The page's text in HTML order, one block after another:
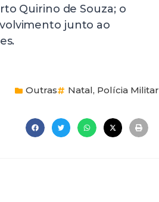
Quirino de Souza; o
junto ao
Outras Natal, Polícia Militar